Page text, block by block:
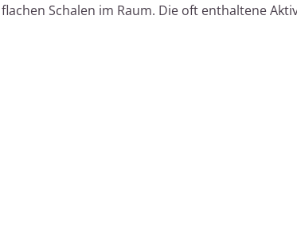
Schalen im Raum. Die oft enthaltene